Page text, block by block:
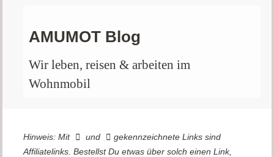
AMUMOT Blog
Wir leben, reisen & arbeiten im
Wohnmobil
Hinweis: Mit und
gekennzeichnete Links sind
Affiliatelinks. Bestellst Du etwas über solch einen Link,